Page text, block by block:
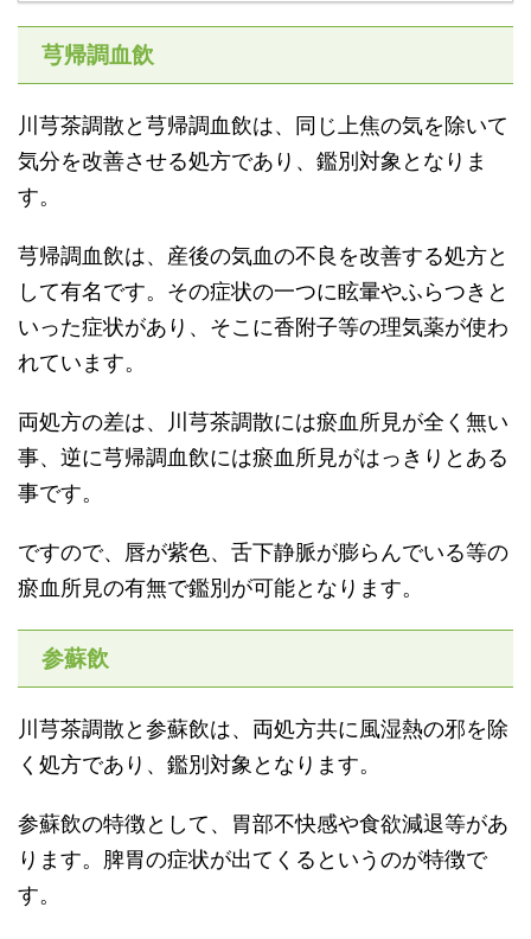
芎帰調血飲
川芎茶調散と芎帰調血飲は、同じ上焦の気を除いて
気分を改善させる処方であり、鑑別対象となりま
す。
芎帰調血飲は、産後の気血の不良を改善する処方と
して有名です。その症状の一つに眩暈やふらつきと
いった症状があり、そこに香附子等の理気薬が使わ
れています。
両処方の差は、川芎茶調散には瘀血所見が全く無い
事、逆に芎帰調血飲には瘀血所見がはっきりとある
事です。
ですので、唇が紫色、舌下静脈が膨らんでいる等の
瘀血所見の有無で鑑別が可能となります。
参蘇飲
川芎茶調散と参蘇飲は、両処方共に風湿熱の邪を除
く処方であり、鑑別対象となります。
参蘇飲の特徴として、胃部不快感や食欲減退等があ
ります。脾胃の症状が出てくるというのが特徴で
す。